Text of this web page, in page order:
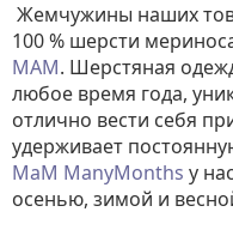
Жемчужины наших
100 % шерсти
MAM. Шерстяная
любое время года,
отлично вести себя
удерживает
МаМ ManyMonths у
осенью, зимой и